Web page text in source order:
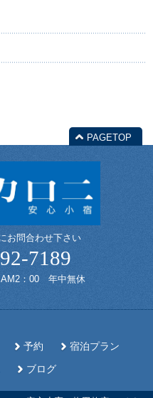
PAGETOP
お問合わせ下さい
7189
：00 年中無休
予約 宿泊プラン
ブログ